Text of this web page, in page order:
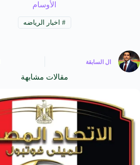
الأوسام
#اخبار الرياضه
ال السابقة
مقالات مشابهة